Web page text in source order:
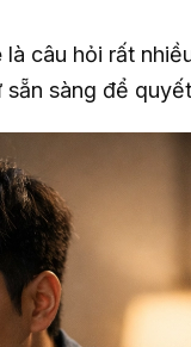
là câu hỏi rất
sàng để